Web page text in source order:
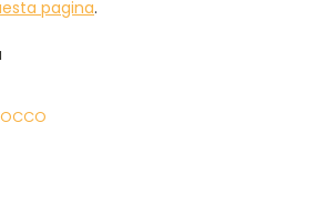
pagina.